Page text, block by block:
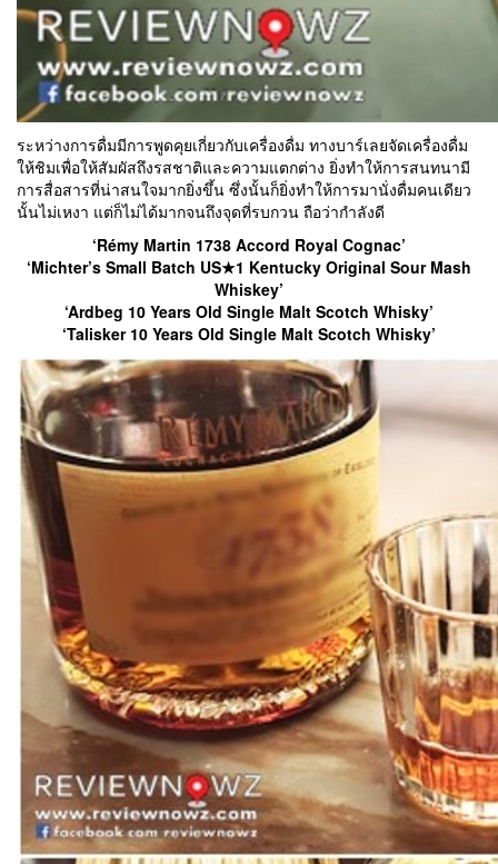
ระหว่างการดื่มมีการพูดคุยเกี่ยวกับเครื่องดื่ม ทางบาร์เลยจัดเครื่องดื่ม
ให้ชิมเพื่อให้สัมผัสถึงรสชาติและความแตกต่าง ยิ่งทำให้การสนทนามี
การสื่อสารที่น่าสนใจมากยิ่งขึ้น ซึ่งนั้นก็ยิ่งทำให้การมานั่งดื่มคนเดียว
นั้นไม่เหงา แต่ก็ไม่ได้มากจนถึงจุดที่รบกวน ถือว่ากำลังดี
‘Rémy Martin 1738 Accord Royal Cognac’
‘Michter’s Small Batch US★1 Kentucky Original Sour Mash
Whiskey’
‘Ardbeg 10 Years Old Single Malt Scotch Whisky’
‘Talisker 10 Years Old Single Malt Scotch Whisky’